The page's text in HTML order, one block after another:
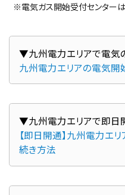
※電気ガス開始受付センター
▼九州電力エリアで電気
九州電力エリアの電気開
▼九州電力エリアで即日
【即日開通】九州電力エ
続き方法